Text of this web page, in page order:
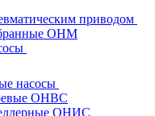
приводом
ОНМ
насосы
ОНВС
ОНИС